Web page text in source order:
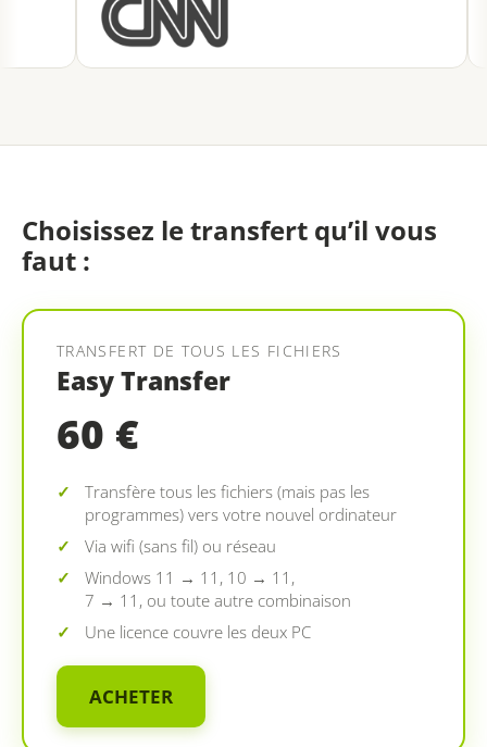
Choisissez le transfert qu’il vous
faut :
TRANSFERT DE TOUS LES FICHIERS
Easy Transfer
60 €
Transfère tous les fichiers (mais pas les
programmes) vers votre nouvel ordinateur
Via wifi (sans fil) ou réseau
Windows 11 → 11, 10 → 11,
7 → 11, ou toute autre combinaison
Une licence couvre les deux PC
ACHETER